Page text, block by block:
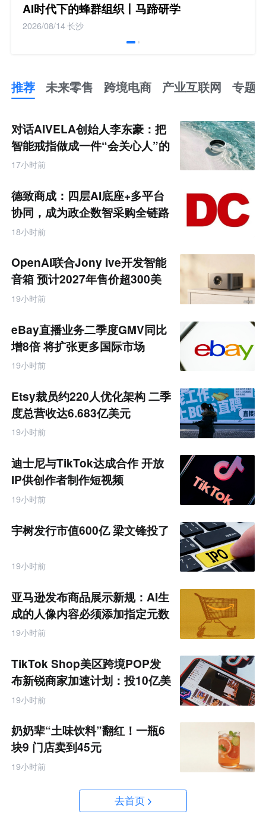
AI时代下的蜂群组织丨马蹄研学
2026/08/14长沙
推荐 未来零售 跨境电商 产业互联网 专题
来
零
售
跨
境
商
产
业
互
联
网
对话AIVELA创始人李东豪：把
智能戒指做成一件“会关心人”的
饰品
17小时前
德致商成：四层AI底座+多平台
协同，成为政企数智采购全链路
服务商
18小时前
OpenAI联合Jony Ive开发智能
音箱 预计2027年售价超300美
元
19小时前
eBay直播业务二季度GMV同比
增8倍 将扩张更多国际市场
19小时前
Etsy裁员约220人优化架构 二季
度总营收达6.683亿美元
19小时前
迪士尼与TikTok达成合作 开放
IP供创作者制作短视频
19小时前
宇树发行市值600亿 梁文锋投了
19小时前
亚马逊发布商品展示新规：AI生
成的人像内容必须添加指定元数
据
19小时前
TikTok Shop美区跨境POP发
布新锐商家加速计划：投10亿美
金资源帮扶四类商家
19小时前
奶奶辈“土味饮料”翻红！一瓶6
块9 门店卖到45元
19小时前
去首页